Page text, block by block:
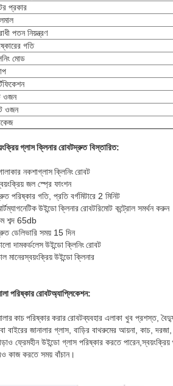
প্রকার
পতন নিয়ন্ত্রণ
গতি
মোড
ওজন
ওজন
গ্লাস ক্লিনার রোবটদ্রুত বিস্তারিত:
নকশাগ্লাস ক্লিনিং রোবট
জল স্প্রে ফাংশন
পরিষ্কার গতি, প্রতি বর্গমিটারে 2 মিনিট
ম্যাগনেটিক উইন্ডো ক্লিনার রোবটরিমোট কন্ট্রোল সমর্থন করুন
শব্দ 65db
ডেলিভারি সময় 15 দিন
দামকর্ডলেস উইন্ডো ক্লিনিং রোবট
মানেরস্বয়ংক্রিয় উইন্ডো ক্লিনার
পরিষ্কার রোবটঅ্যাপ্লিকেশন:
কাচ পরিষ্কার করার রোবটব্যবহার এলাকা খুব প্রশস্ত,
বাইরের জানালার গ্লাস, বাড়ির বাথরুমের আয়না, কাচ,
ফ্রেমহীন উইন্ডো গ্লাস পরিষ্কার করতে পারেন,স্বয়ংক্রিয়
কাজ করতে সময় বাঁচান।